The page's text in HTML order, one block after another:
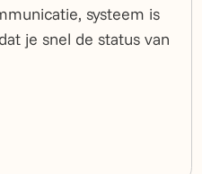
systeem is
je snel de status van